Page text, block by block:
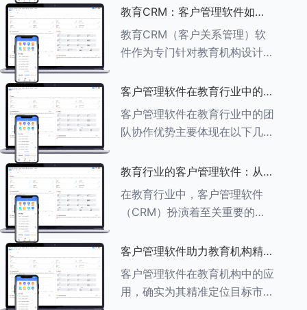
述其助力作用： ###一、学员
信息管理 客户管理软件具备强
大的学员信息管理功能，能够集
中存储
教育CRM：客户管理软件如何
增强教育品牌影响力
教育CRM（客户关系管理）软
件作为专门针对教育机构设计的
影响力方面发挥着重要作用。以
下详细分析教育CRM软件如何
助力提升教育品牌影响力：
###一、
客户管理软件在教育行业中的团
队协作优势
客户管理软件在教育行业中的团
队协作优势主要体现在以下几个
与共享 客户管理软件作为强大
的信息存储库，能够整合并记录
学生的基本信息（如姓名、年
龄、联
教育行业的客户管理软件：从招
生到毕业的全方位管理
在教育行业中，客户管理软件
（CRM）扮演着至关重要的角
全方位管理，提升教育机构的管
理效率和学员满意度。以下是一
些适合教育行业的CRM软件及
其功能特点：
客户管理软件助力教育机构精准
定位目标市场
客户管理软件在教育机构中的应
用，确实为其精准定位目标市场